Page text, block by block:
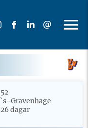
52
`s-Gravenhage
26 dagar